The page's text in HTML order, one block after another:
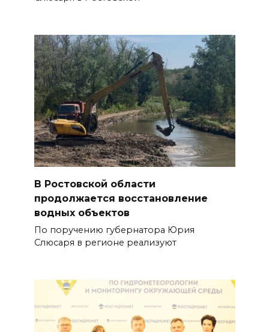
В Ростовской области
продолжается восстановление
водных объектов
По поручению губернатора Юрия
Слюсаря в регионе реализуют